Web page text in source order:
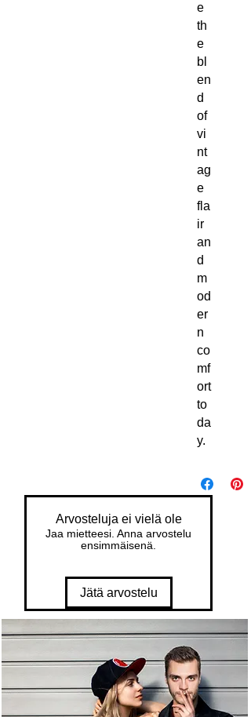
e
th
e
bl
en
d
of
vi
nt
ag
e
fla
ir
an
d
m
od
er
n
co
mf
ort
to
da
y.
Arvosteluja ei vielä ole
Jaa mietteesi. Anna arvostelu
ensimmäisenä.
Jätä arvostelu